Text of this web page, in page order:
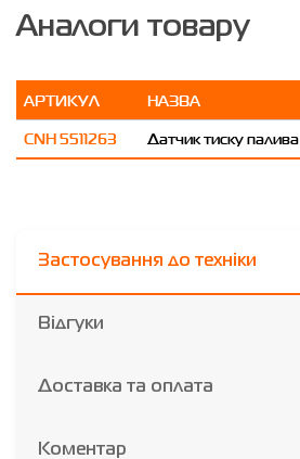
Аналоги товару
АРТИКУЛ НАЗВА
CNH 5511263
Датчик тиску палива
Застосування до техніки
Відгуки
Доставка та оплата
Коментар